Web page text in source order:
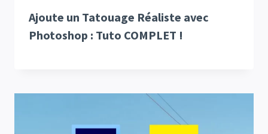
Ajoute un Tatouage Réaliste avec
Photoshop : Tuto COMPLET !